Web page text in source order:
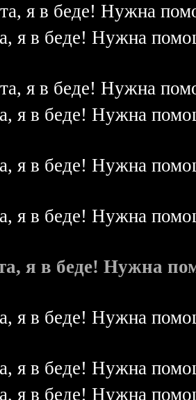
я в беде! Нужна
я в беде! Нужна
я в беде! Нужна
я в беде! Нужна
я в беде! Нужна
я в беде! Нужна
я в беде! Нужна
я в беде! Нужна
я в беде! Нужна
я в беде! Нужна